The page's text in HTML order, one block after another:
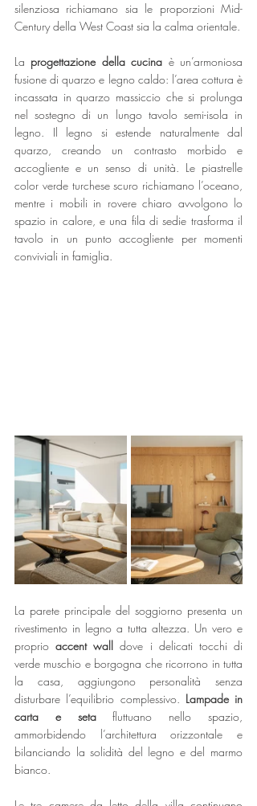
silenziosa richiamano sia le proporzioni Mid-
Century della West Coast sia la calma orientale.
La progettazione della cucina è un’armoniosa
fusione di quarzo e legno caldo: l’area cottura è
incassata in quarzo massiccio che si prolunga
nel sostegno di un lungo tavolo semi-isola in
legno. Il legno si estende naturalmente dal
quarzo, creando un contrasto morbido e
accogliente e un senso di unità. Le piastrelle
color verde turchese scuro richiamano l’oceano,
mentre i mobili in rovere chiaro avvolgono lo
spazio in calore, e una fila di sedie trasforma il
tavolo in un punto accogliente per momenti
conviviali in famiglia.
La parete principale del soggiorno presenta un
rivestimento in legno a tutta altezza. Un vero e
proprio accent wall dove i delicati tocchi di
verde muschio e borgogna che ricorrono in tutta
la casa, aggiungono personalità senza
disturbare l’equilibrio complessivo. Lampade in
carta e seta fluttuano nello spazio,
ammorbidendo l’architettura orizzontale e
bilanciando la solidità del legno e del marmo
bianco.